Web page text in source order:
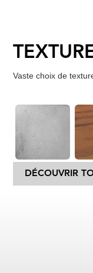
Vaste choix de
DÉCOUVRIR